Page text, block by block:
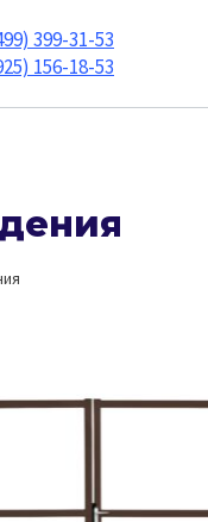
399-31-53
156-18-53